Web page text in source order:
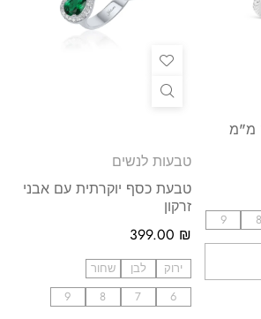
8
9
טבעות לנשים
טבעת כסף יוקרתית עם אבני
זרקון
399.00 ₪
ירוק לבן
שחור
6
7
8
9